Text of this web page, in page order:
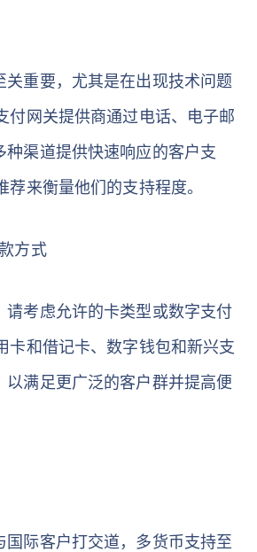
关重要，尤其是在出现技术问题
付网关提供商通过电话、电子邮
种渠道提供快速响应的客户支
荐来衡量他们的支持程度。
方式
请考虑允许的卡类型或数字支付
卡和借记卡、数字钱包和新兴支
以满足更广泛的客户群并提高便
国际客户打交道，多货币支持至